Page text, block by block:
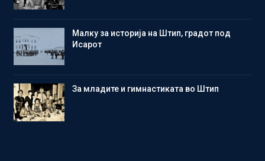
Малку за историја на Штип, градот под
Исарот
Зa младите и гимнастиката во Штип